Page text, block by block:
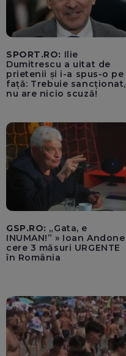
SPORT.RO: Ilie
Dumitrescu a uitat de
prietenii și i-a spus-o pe
față: Trebuie sancționat,
nu are nicio scuză!
GSP.RO: „Gata, e
INUMAN!” » Ioan Andone
cere 3 măsuri URGENTE
în România